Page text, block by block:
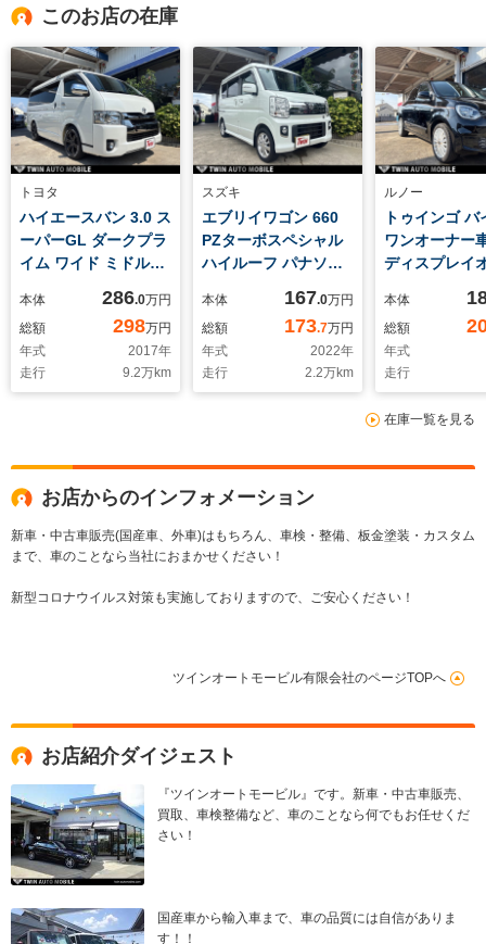
このお店の在庫
トヨタ
ハイエースバン 3.0 ス
ーパーGL ダークプラ
イム ワイド ミドルル
ィーゼルターボ パナ
ソニックフルセグナ
ビ ETC バックカメ
ラ 左サイドカメラ
両側パワースライド
アマット ローダウ
ン 社外アルミ タイ
本体 286.0万円
総額
298万円
年式
2017年
走行
9.2万km
スズキ
エブリイワゴン 660
PZターボスペシャル
ハイルーフ パナソニ
ジタルインナーミラ
ー バックカメラ 革
調シートカバー 両側
パワースライド ワン
オーナー車 後席フィ
本体 167.0万円
総額
173.7万円
年式
2022年
走行
2.2万km
ルノー
トゥインゴ バ
ワンオーナ
ディスプレイ
イブス専用ホ
本体
総額
年式
走行
在庫一覧を見る
お店からのインフォメーション
新車・中古車販売(国産車、外車)はもちろん、車検・整備、板金塗装・カスタム
まで、車のことなら当社におまかせください！
新型コロナウイルス対策も実施しておりますので、ご安心ください！
ツインオートモービル有限会社のページTOPへ
お店紹介ダイジェスト
『ツインオートモービル』です。新車・中古車販売、
買取、車検整備など、車のことなら何でもお任せくだ
さい！
国産車から輸入車まで、車の品質には自信がありま
す！！